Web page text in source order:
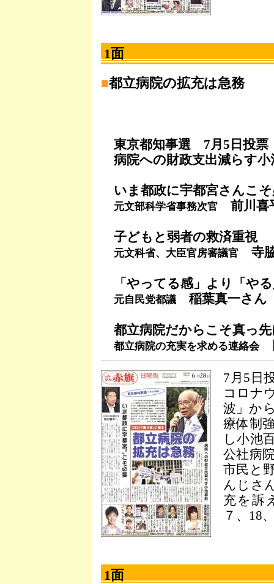
1面
■都立病院の拡充は急務
東京都知事選 7月5日投票
病院への財政支出減らす小
いま都政に宇都宮さんこそ
元文部科学省事務次官 前川喜
子どもと弱者の救済重視
元文科省、大臣官房審議官 寺
「やってる感」より「や
元自民党都議 稲葉真一さん
都立病院だからこそ真っ先
都立病院の充実を求める連絡会
7月5日
コロナ
波」か
療体制
し小池
公社病
市民と
んじさ
充を訴
７、18
1面